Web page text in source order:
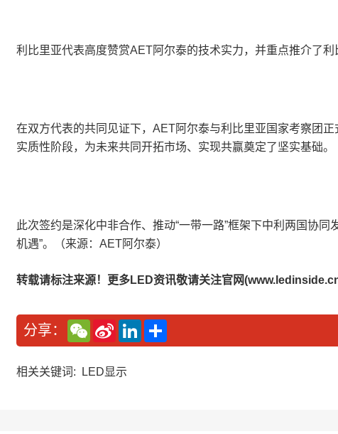
利比里亚代表高度赞赏AET阿尔泰的技术实力，并重点推介了
在双方代表的共同见证下，AET阿尔泰与利比里亚国家考察团
实质性阶段，为未来共同开拓市场、实现共赢奠定了坚实基础。
此次签约是深化中非合作、推动“一带一路”框架下中利两国协
机遇”。（来源：AET阿尔泰）
转载请标注来源！更多LED资讯敬请关注官网
分享：
W
e
C
a
S
n
W
L
n
相关关键词: LED显示